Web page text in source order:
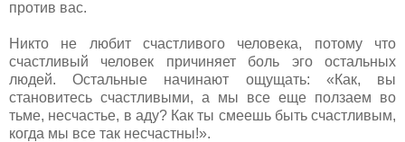
против вас.
Никто не любит счастливого человека, потому что
счастливый человек причиняет боль эго остальных
людей. Остальные начинают ощущать: «Как, вы
становитесь счастливыми, а мы все еще ползаем во
тьме, несчастье, в аду? Как ты смеешь быть счастливым,
когда мы все так несчастны!».